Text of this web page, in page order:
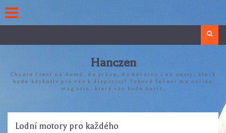
to
content
Hanczen
Chcete čtení na doma, do práce, do kavárny i na cesty, které
bude kdykoliv pro vás k dispozici? Takové řešení má online
magazín, který vás bude bavit.
Lodní motory pro každého